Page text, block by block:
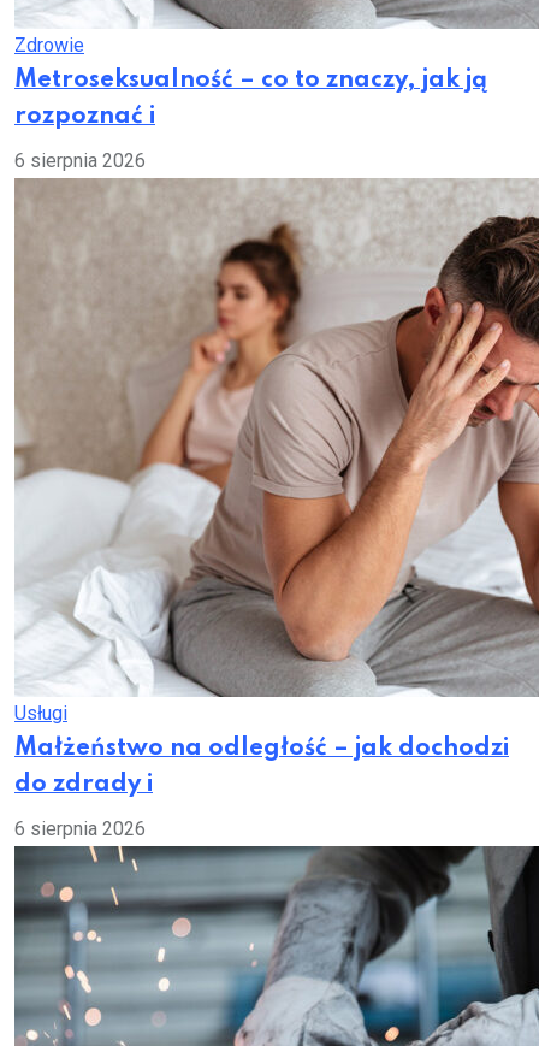
Zdrowie
Metroseksualność – co to znaczy, jak ją
rozpoznać i
6 sierpnia 2026
Usługi
Małżeństwo na odległość – jak dochodzi
do zdrady i
6 sierpnia 2026